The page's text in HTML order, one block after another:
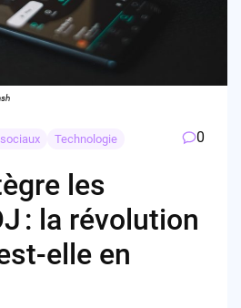
Technologie 0
les
: la révolution
elle en